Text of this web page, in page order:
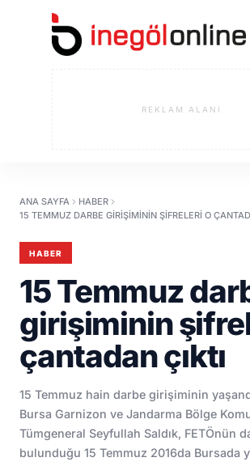
REKLAM ALANI
ANA SAYFA
HABER
15 TEMMUZ DARBE GIRIŞIMININ ŞIFRELERI O
HABER
15 Temmuz
girişiminin
çantadan çıktı
15 Temmuz hain darbe girişiminin
Bursa Garnizon ve Jandarma Bölge
Tümgeneral Seyfullah Saldık, FETÖnün
bulunduğu 15 Temmuz 2016da Bursada